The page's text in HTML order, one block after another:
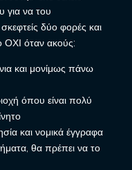
για να του
δύο φορές και
ΟΧΙ όταν ακούς:
και μονίμως πάνω
όπου είναι πολύ
και νομικά έγγραφα
θα πρέπει να το